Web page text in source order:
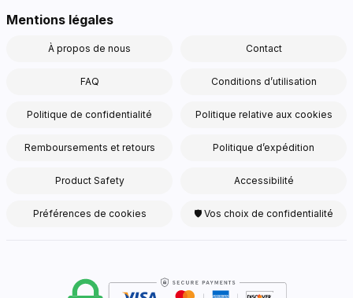
Mentions légales
À propos de nous Contact
FAQ Conditions d’utilisation
Politique de confidentialité Politique relative aux cookies
Remboursements et retours Politique d’expédition
Product Safety Accessibilité
Préférences de cookies 🛡 Vos choix de confidentialité